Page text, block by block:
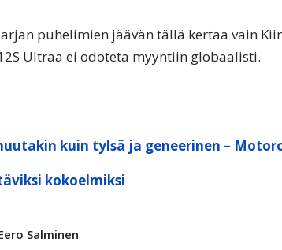
puhelimien jäävän tällä kertaa vain
Ultraa ei odoteta myyntiin globaalisti.
kuin tylsä ja geneerinen –
kokoelmiksi
Salminen